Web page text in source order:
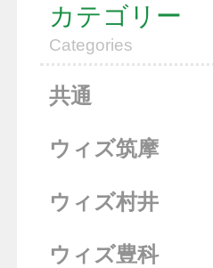
カテゴリー
Categories
共通
ウィズ筑摩
ウィズ村井
ウィズ豊科